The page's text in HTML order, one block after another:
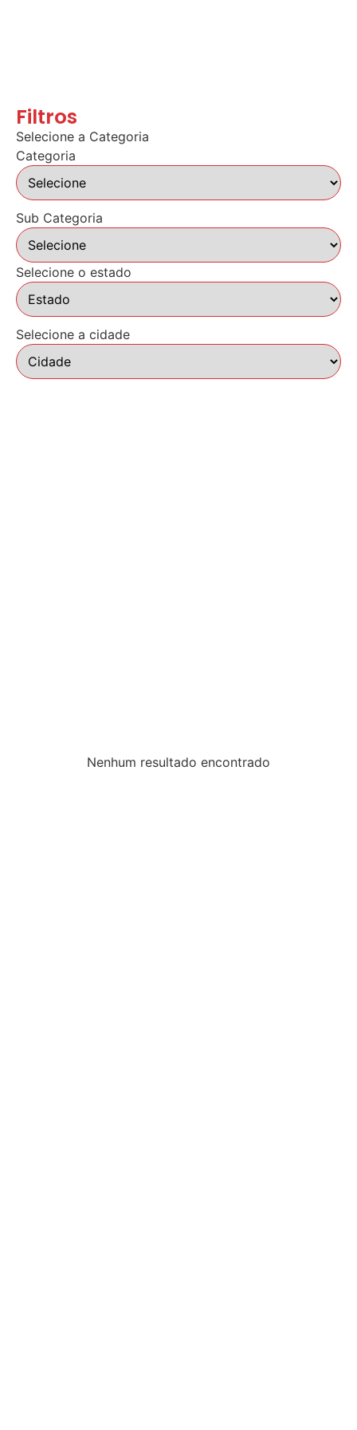
Filtros
Selecione a Categoria
Categoria
Sub Categoria
Selecione o estado
Selecione a cidade
Nenhum resultado encontrado